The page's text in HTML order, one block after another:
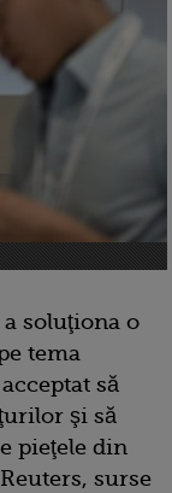
soluţiona o
tema
să
şi să
pieţele din
surse